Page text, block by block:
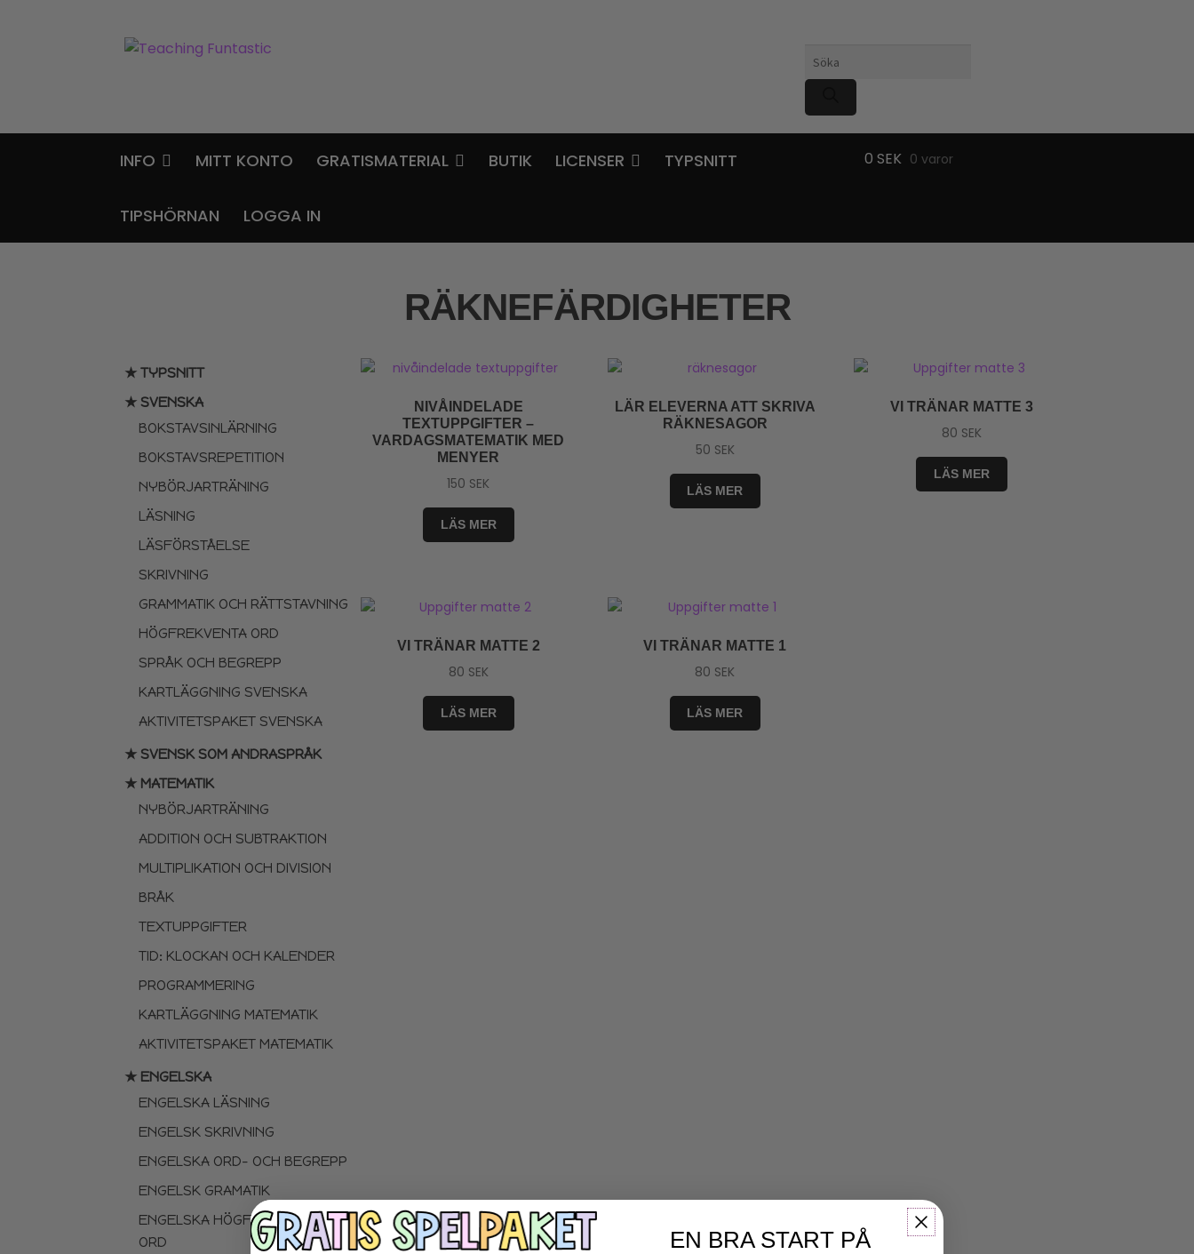
Hoppa
Gå
INFO MITT KONTO GRATISMATERIAL BUTIK LICENSER TYPSNITT
TIPSHÖRNAN LOGGA IN
0 SEK 0 varor
RÄKNEFÄRDIGHETER
★ TYPSNITT
★ SVENSKA
BOKSTAVSINLÄRNING
BOKSTAVSREPETITION
NYBÖRJARTRÄNING
LÄSNING
LÄSFÖRSTÅELSE
SKRIVNING
GRAMMATIK OCH RÄTTSTAVNING
HÖGFREKVENTA ORD
SPRÅK OCH BEGREPP
KARTLÄGGNING SVENSKA
AKTIVITETSPAKET SVENSKA
★ SVENSK SOM ANDRASPRÅK
★ MATEMATIK
NYBÖRJARTRÄNING
ADDITION OCH SUBTRAKTION
MULTIPLIKATION OCH DIVISION
BRÅK
TEXTUPPGIFTER
TID: KLOCKAN OCH KALENDER
PROGRAMMERING
KARTLÄGGNING MATEMATIK
AKTIVITETSPAKET MATEMATIK
★ ENGELSKA
ENGELSKA LÄSNING
ENGELSK SKRIVNING
ENGELSKA ORD- OCH BEGREPP
ENGELSK GRAMATIK
ENGELSKA HÖGFREKVENTA
ORD
NIVÅINDELADE
TEXTUPPGIFTER –
VARDAGSMATEMATIK MED
MENYER
150 SEK
LÄS MER
LÄR ELEVERNA ATT SKRIVA
RÄKNESAGOR
50 SEK
LÄS MER
VI TRÄNAR MATTE 3
80 SEK
LÄS MER
VI TRÄNAR MATTE 2
80 SEK
LÄS MER
VI TRÄNAR MATTE 1
80 SEK
LÄS MER
EN BRA START PÅ